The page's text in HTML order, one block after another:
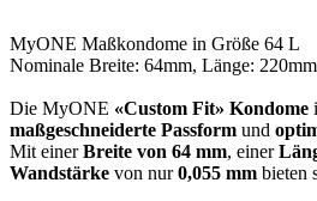
MyONE Maßkondome in Größe 64 L
Nominale Breite: 64mm, Länge: 220mm
Die MyONE «Custom Fit» Kondome
maßgeschneiderte Passform und
Mit einerBreite von 64 mm, einer
Wandstärke von nur0,055 mm bieten